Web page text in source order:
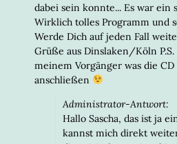
dabei sein konnte... Es war ein
Wirklich tolles Programm und
Werde Dich auf jeden Fall
Grüße aus Dinslaken/Köln
meinem Vorgänger was die
anschließen
Administrator-Antwort:
Hallo Sascha, das ist ja
kannst mich direkt